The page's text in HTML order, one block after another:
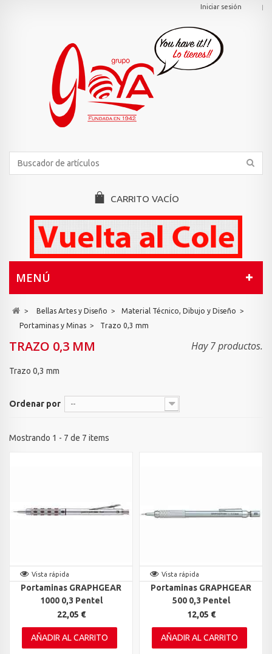
Iniciar sesión
CARRITO VACÍO
MENÚ
> Bellas Artes y Diseño > Material Técnico, Dibujo y Diseño >
Portaminas y Minas > Trazo 0,3 mm
TRAZO 0,3 MM Hay 7 productos.
Trazo 0,3 mm
Ordenar por --
Mostrando 1 - 7 de 7 items
Vista rápida
Portaminas GRAPHGEAR
1000 0,3 Pentel
22,05 €
AÑADIR AL CARRITO
Vista rápida
Portaminas GRAPHGEAR
500 0,3 Pentel
12,05 €
AÑADIR AL CARRITO